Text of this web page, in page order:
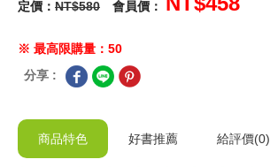
定價： NT$580 會員價：
※ 最高限購量：50
分享 :
商品特色 好書推薦 給評價(0)